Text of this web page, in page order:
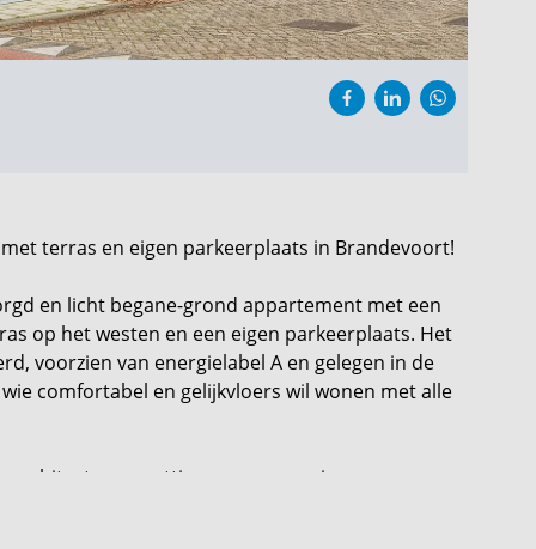
terras en eigen parkeerplaats in Brandevoort!
en licht begane-grond appartement met een
op het westen en een eigen parkeerplaats. Het
voorzien van energielabel A en gelegen in de
comfortabel en gelijkvloers wil wonen met alle
prettige woonomgeving en
en het NS-station zijn op korte afstand
voor een goede verbinding met onder